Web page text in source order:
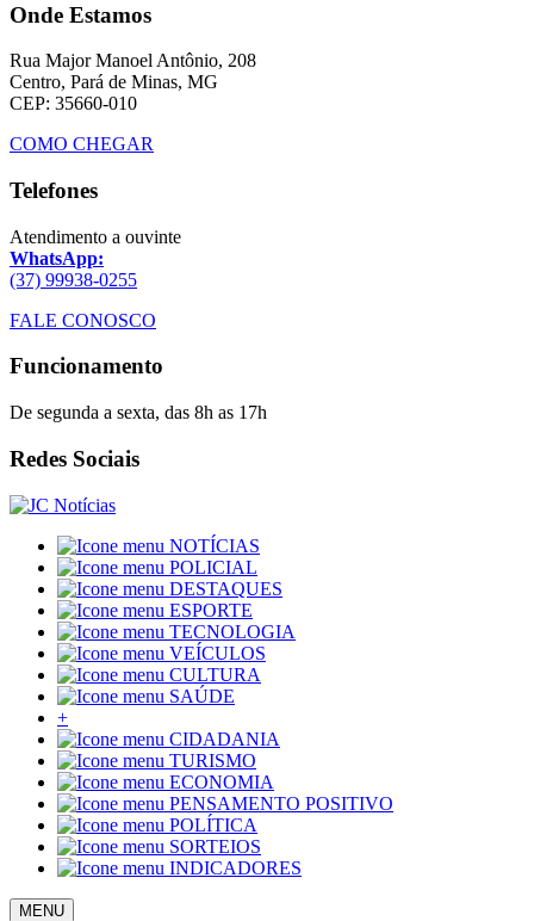
Onde Estamos
Rua Major Manoel Antônio, 208
Centro, Pará de Minas, MG
CEP: 35660-010
COMO CHEGAR
Telefones
Atendimento a ouvinte
WhatsApp:
(37) 99938-0255
FALE CONOSCO
Funcionamento
De segunda a sexta, das 8h as 17h
Redes Sociais
NOTÍCIAS
POLICIAL
DESTAQUES
ESPORTE
TECNOLOGIA
VEÍCULOS
CULTURA
SAÚDE
+
CIDADANIA
TURISMO
ECONOMIA
PENSAMENTO POSITIVO
POLÍTICA
SORTEIOS
INDICADORES
MENU